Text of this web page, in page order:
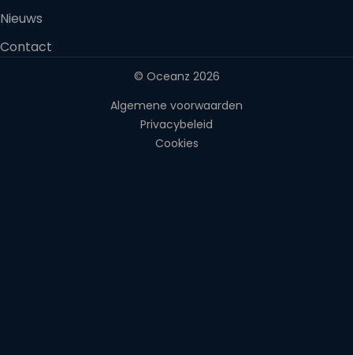
Nieuws
Contact
© Oceanz 2026
Algemene voorwaarden
Privacybeleid
Cookies